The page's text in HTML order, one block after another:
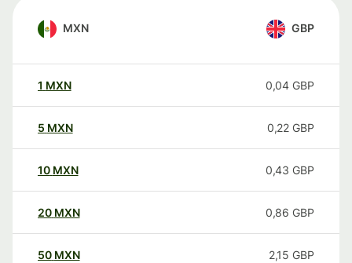
MXN GBP
1 MXN 0,04 GBP
5 MXN 0,22 GBP
10 MXN 0,43 GBP
20 MXN 0,86 GBP
50 MXN 2,15 GBP